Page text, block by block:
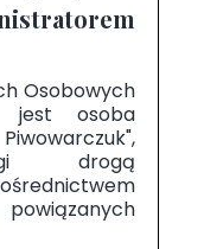
Osobowych
jest osoba
drogą